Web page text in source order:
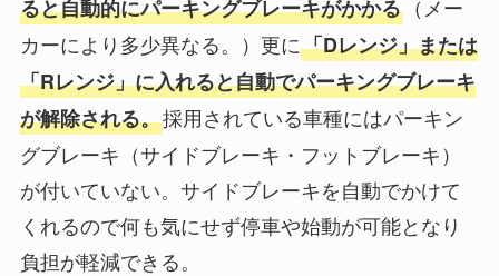
ると自動的にパーキングブレーキがかかる（メー
カーにより多少異なる。）更に「Dレンジ」または
「Rレンジ」に入れると自動でパーキングブレーキ
が解除される。採用されている車種にはパーキン
グブレーキ（サイドブレーキ・フットブレーキ）
が付いていない。サイドブレーキを自動でかけて
くれるので何も気にせず停車や始動が可能となり
負担が軽減できる。